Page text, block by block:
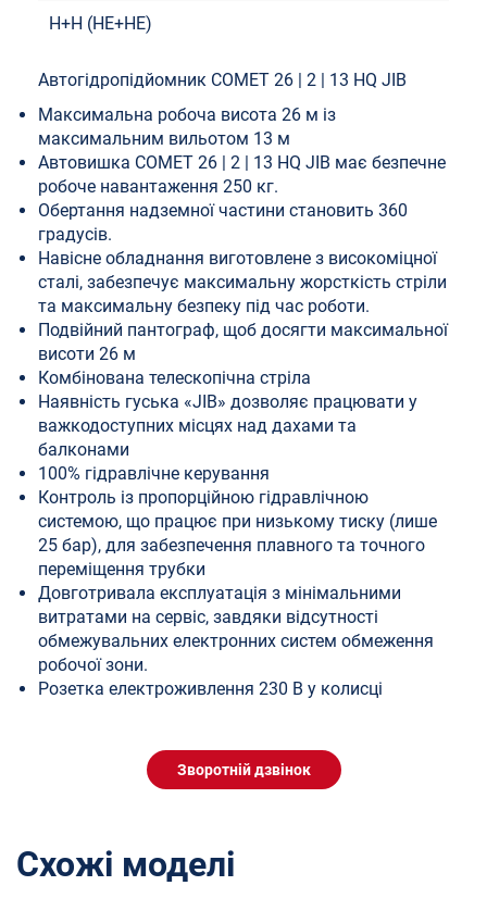
H+H (HE+HE)
Автогідропідйомник COMET 26 | 2 | 13 HQ JIB
Максимальна робоча висота 26 м із
максимальним вильотом 13 м
Автовишка COMET 26 | 2 | 13 HQ JIB має безпечне
робоче навантаження 250 кг.
Обертання надземної частини становить 360
градусів.
Навісне обладнання виготовлене з високоміцної
сталі, забезпечує максимальну жорсткість стріли
та максимальну безпеку під час роботи.
Подвійний пантограф, щоб досягти максимальної
висоти 26 м
Комбінована телескопічна стріла
Наявність гуська «JIB» дозволяє працювати у
важкодоступних місцях над дахами та
балконами
100% гідравлічне керування
Контроль із пропорційною гідравлічною
системою, що працює при низькому тиску (лише
25 бар), для забезпечення плавного та точного
переміщення трубки
Довготривала експлуатація з мінімальними
витратами на сервіс, завдяки відсутності
обмежувальних електронних систем обмеження
робочої зони.
Розетка електроживлення 230 В у колисці
Зворотній дзвінок
Схожі моделі